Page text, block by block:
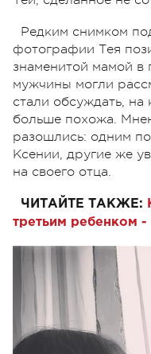
Редким снимком
фотографии Тея
знаменитой мамой в
мужчины могли
стали обсуждать, на
больше похожа.
разошлись: одним
Ксении, другие же
на своего отца.
ЧИТАЙТЕ ТАКЖЕ:
третьим ребенком